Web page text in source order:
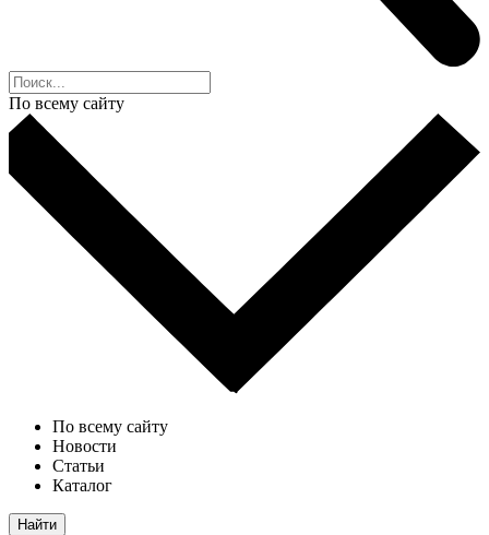
По всему сайту
По всему сайту
Новости
Статьи
Каталог
Найти